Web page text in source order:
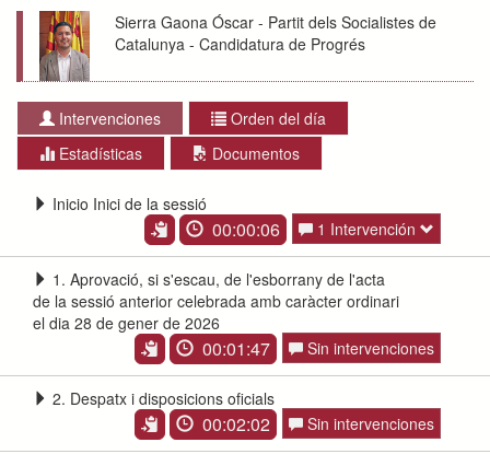
Sierra Gaona Óscar - Partit dels Socialistes de
Catalunya - Candidatura de Progrés
Intervenciones
Orden del día
Estadísticas
Documentos
Inicio Inici de la sessió
00:00:06 1 Intervención
1. Aprovació, si s'escau, de l'esborrany de l'acta
de la sessió anterior celebrada amb caràcter ordinari
el dia 28 de gener de 2026
00:01:47 Sin intervenciones
2. Despatx i disposicions oficials
00:02:02 Sin intervenciones